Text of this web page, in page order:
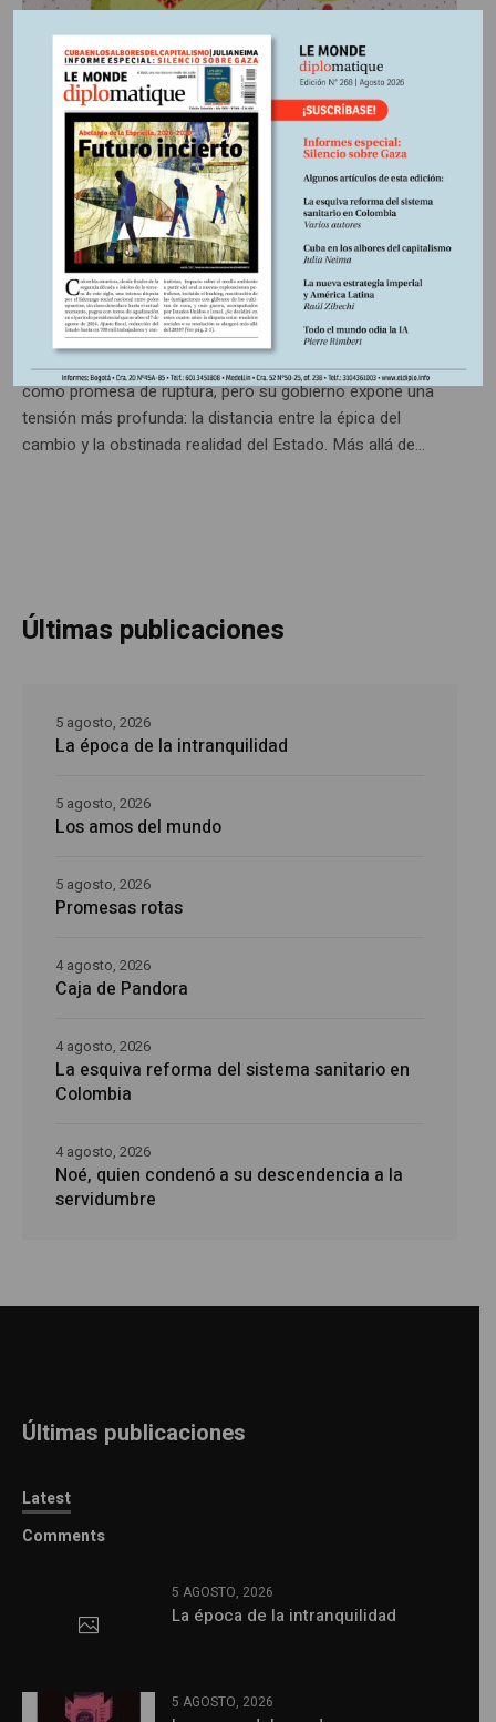
2 mayo, 2026 Escrito por: Diego Aretz*
Edición N°265
Después de Petro o después
de Aureliano
Colombia vuelve a mirarse en el espejo de Gabriel García
Márquez: un país donde la historia parece repetirse más
que avanzar. En ese escenario, Gustavo Petro irrumpe
como promesa de ruptura, pero su gobierno expone una
tensión más profunda: la distancia entre la épica del
cambio y la obstinada realidad del Estado. Más allá de...
Últimas publicaciones
La época de la intranquilidad
5 agosto, 2026
Los amos del mundo
5 agosto, 2026
Promesas rotas
5 agosto, 2026
Caja de Pandora
4 agosto, 2026
La esquiva reforma del sistema sanitario en
Colombia
4 agosto, 2026
Noé, quien condenó a su descendencia a la
servidumbre
4 agosto, 2026
Últimas publicaciones
Latest
Comments
5 AGOSTO, 2026
La época de la intranquilidad
5 AGOSTO, 2026